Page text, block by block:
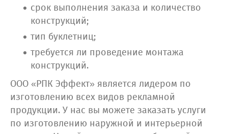
срок выполнения заказа и количество
конструкций;
тип буклетниц;
требуется ли проведение монтажа
конструкций.
ООО «РПК Эффект» является лидером по
изготовлению всех видов рекламной
продукции. У нас вы можете заказать услуги
по изготовлению наружной и интерьерной